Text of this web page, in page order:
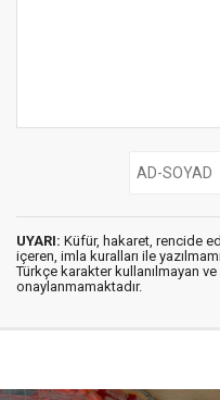
UYARI: Küfür, hakaret, rencide
içeren, imla kuralları ile
Türkçe karakter kullanılmayan
onaylanmamaktadır.